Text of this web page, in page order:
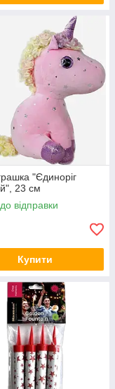
"Єдиноріг
23 см
відправки
Купити